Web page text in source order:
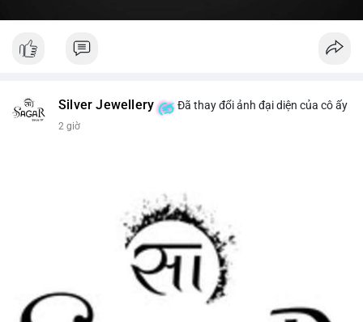
Silver Jewellery Đã thay đổi ảnh đại diện của cô ấy
2 giờ